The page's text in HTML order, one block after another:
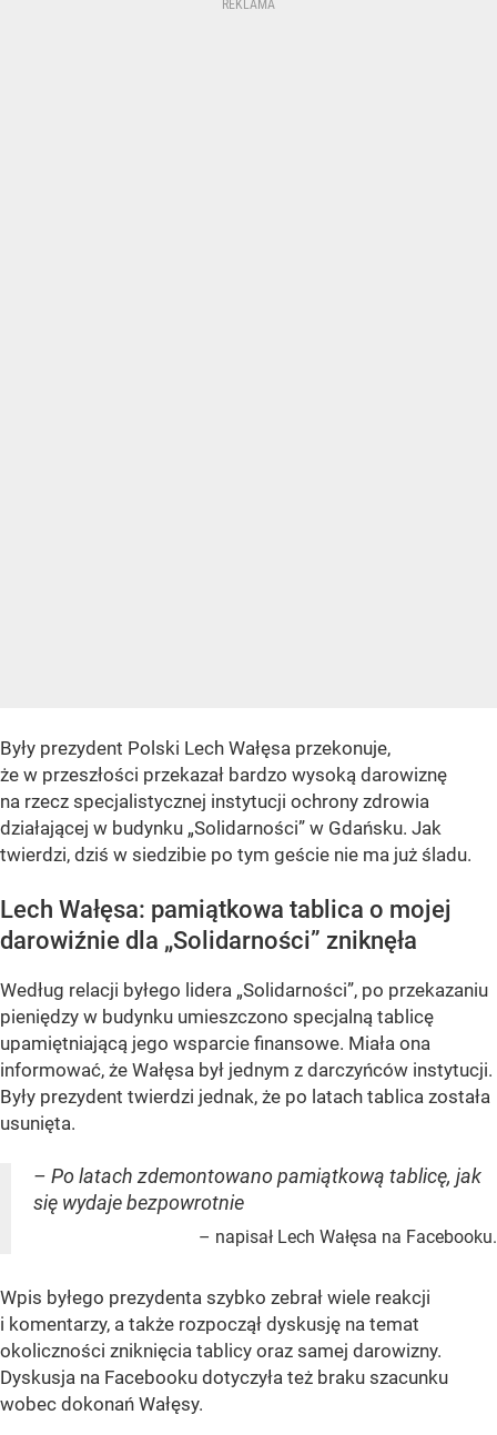
Były prezydent Polski Lech Wałęsa przekonuje,
że w przeszłości przekazał bardzo wysoką darowiznę
na rzecz specjalistycznej instytucji ochrony zdrowia
działającej w budynku „Solidarności” w Gdańsku. Jak
twierdzi, dziś w siedzibie po tym geście nie ma już śladu.
Lech Wałęsa: pamiątkowa tablica o mojej
darowiźnie dla „Solidarności” zniknęła
Według relacji byłego lidera „Solidarności”, po przekazaniu
pieniędzy w budynku umieszczono specjalną tablicę
upamiętniającą jego wsparcie finansowe. Miała ona
informować, że Wałęsa był jednym z darczyńców instytucji.
Były prezydent twierdzi jednak, że po latach tablica została
usunięta.
– Po latach zdemontowano pamiątkową tablicę, jak
się wydaje bezpowrotnie
– napisał Lech Wałęsa na Facebooku.
Wpis byłego prezydenta szybko zebrał wiele reakcji
i komentarzy, a także rozpoczął dyskusję na temat
okoliczności zniknięcia tablicy oraz samej darowizny.
Dyskusja na Facebooku dotyczyła też braku szacunku
wobec dokonań Wałęsy.